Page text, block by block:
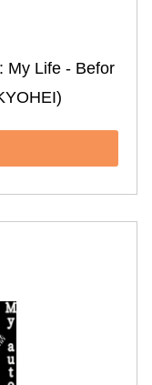
My Life ‐ Befor